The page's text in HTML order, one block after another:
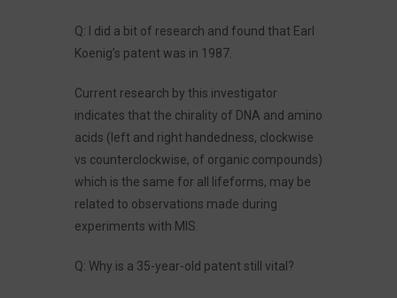
Q: I did a bit of research and found that Earl
Koenig’s patent was in 1987.
Current research by this investigator
indicates that the chirality of DNA and amino
acids (left and right handedness, clockwise
vs counterclockwise, of organic compounds)
which is the same for all lifeforms, may be
related to observations made during
experiments with MIS.
Q: Why is a 35-year-old patent still vital?